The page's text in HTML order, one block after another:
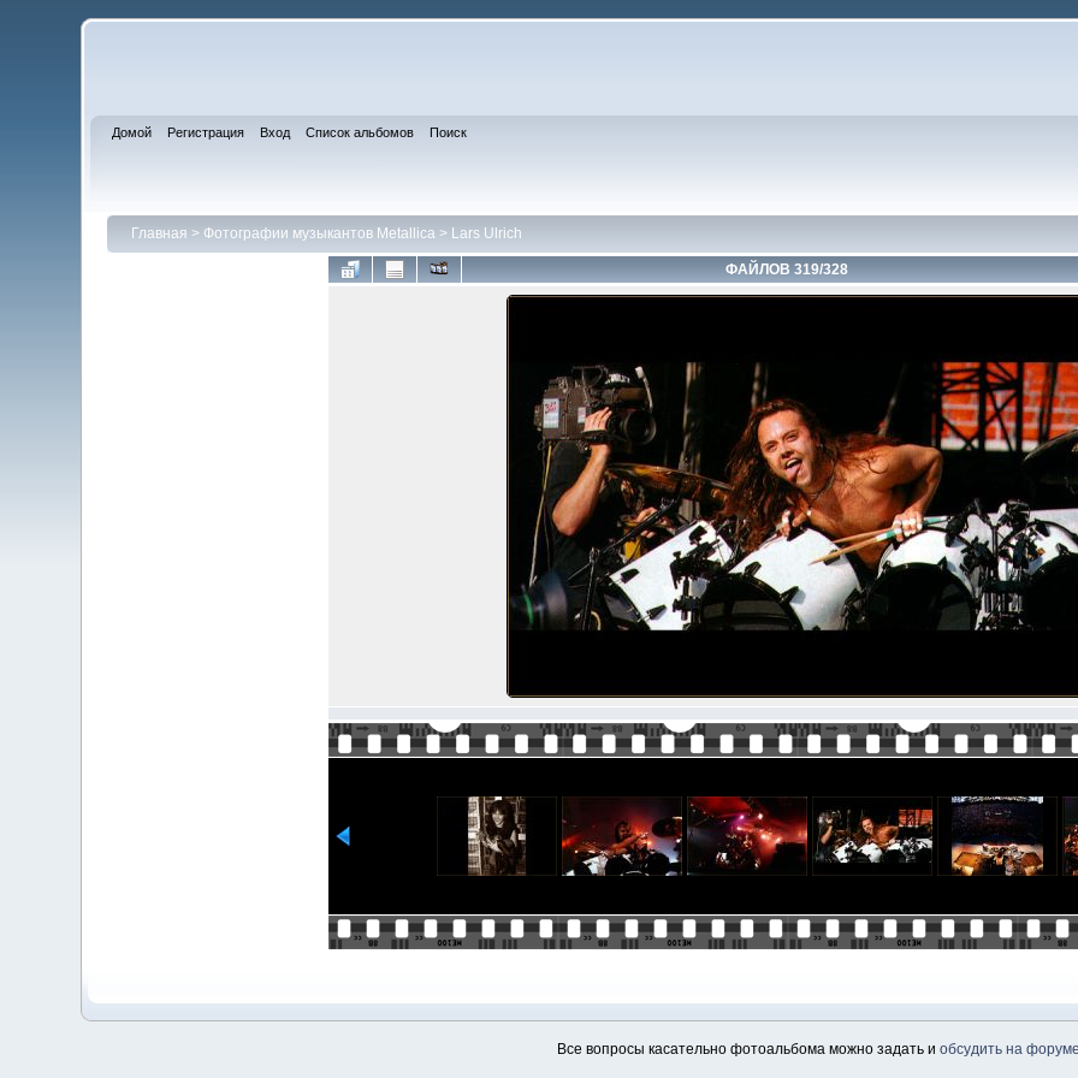
Домой Регистрация Вход Список альбомов Поиск
Главная > Фотографии музыкантов Metallica> Lars Ulrich
ФАЙЛОВ 319/328
Все вопросы касательно фотоальбома можно задать и обсудить на